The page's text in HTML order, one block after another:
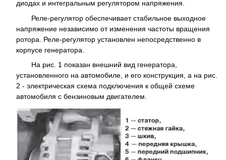
диодах и интегральным регулятором напряжения.
Реле-регулятор обеспечивает стабильное выходное
напряжение независимо от изменения частоты вращения
ротора. Реле-регулятор установлен непосредственно в
корпусе генератора.
На рис. 1 показан внешний вид генератора,
установленного на автомобиле, и его конструкция, а на рис.
2 - электрическая схема подключения к общей схеме
автомобиля с бензиновым двигателем.